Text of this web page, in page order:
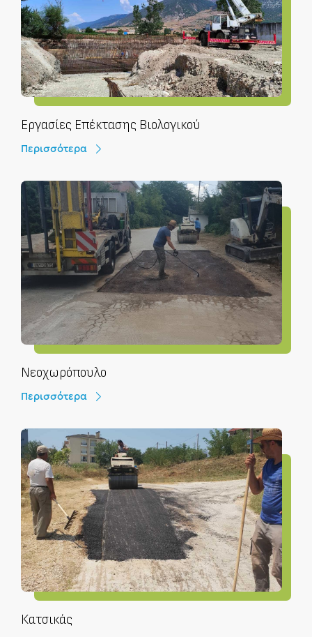
Εργασίες Επέκτασης Βιολογικού
Περισσότερα
Νεοχωρόπουλο
Περισσότερα
Κατσικάς